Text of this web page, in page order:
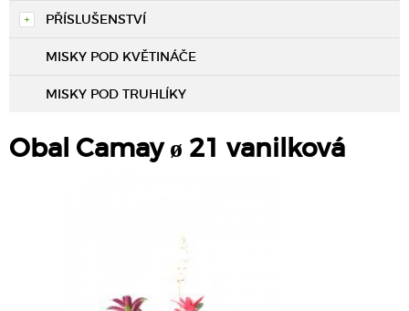
PŘÍSLUŠENSTVÍ
MISKY POD KVĚTINÁČE
MISKY POD TRUHLÍKY
Obal Camay ø 21 vanilková